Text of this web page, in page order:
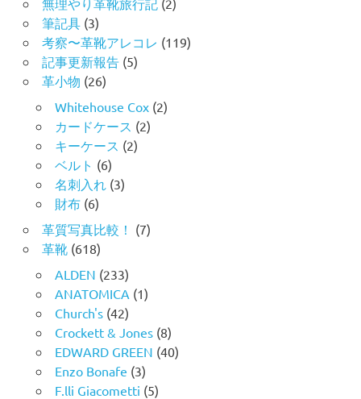
筆記具(3)
考察〜革靴アレコレ (119)
記事更新報告(5)
革小物 (26)
Whitehouse Cox(2)
カードケース (2)
キーケース (2)
ベルト (6)
名刺入れ (3)
財布(6)
革質写真比較！ (7)
革靴(618)
ALDEN (233)
ANATOMICA (1)
Church's(42)
Crockett & Jones(8)
EDWARD GREEN (40)
Enzo Bonafe (3)
F.lli Giacometti (5)